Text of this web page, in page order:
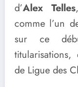
d’Alex Telles
comme l’un
sur ce
de Ligue des